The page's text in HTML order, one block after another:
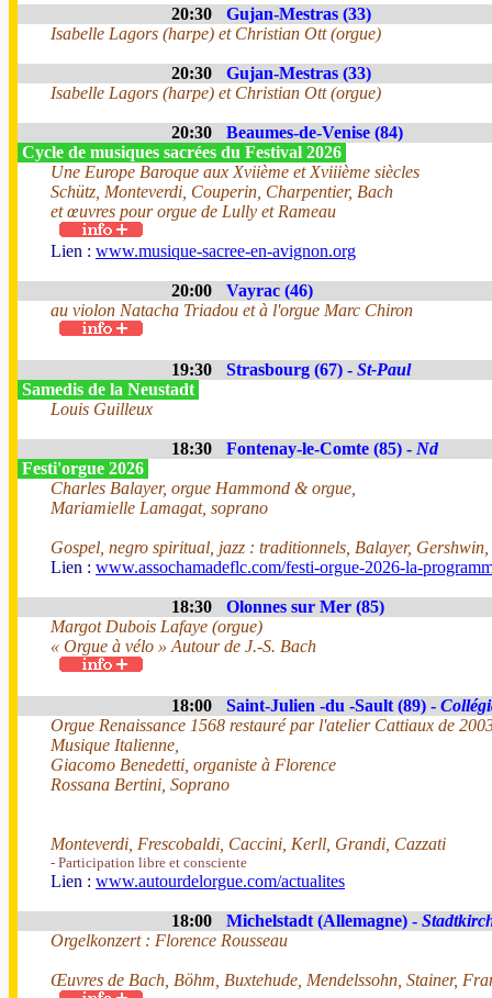
20:30
Gujan-Mestras (33)
Isabelle Lagors (harpe) et Christian Ott (orgue)
20:30
Gujan-Mestras (33)
Isabelle Lagors (harpe) et Christian Ott (orgue)
20:30
Beaumes-de-Venise (84)
Cycle de musiques sacrées du Festival 2026
Une Europe Baroque aux Xviième et Xviiième siècles
Schütz, Monteverdi, Couperin, Charpentier, Bach
et œuvres pour orgue de Lully et Rameau
Lien : www.musique-sacree-en-avignon.org
20:00
Vayrac (46)
au violon Natacha Triadou et à l'orgue Marc Chiron
19:30 Strasbourg (67) - St-Paul
Samedis de la Neustadt
Louis Guilleux
18:30 Fontenay-le-Comte (85) - Nd
Festi'orgue 2026
Charles Balayer, orgue Hammond & orgue,
Mariamielle Lamagat, soprano
Gospel, negro spiritual, jazz : traditionnels, Balayer, Gershwin,
Lien : www.assochamadeflc.com/festi-orgue-2026-la-
18:30
Olonnes sur Mer (85)
Margot Dubois Lafaye (orgue)
« Orgue à vélo » Autour de J.-S. Bach
18:00 Saint-Julien -du -Sault (89) -
Orgue Renaissance 1568 restauré par l'atelier Cattiaux de
Musique Italienne,
Giacomo Benedetti, organiste à Florence
Rossana Bertini, Soprano
Monteverdi, Frescobaldi, Caccini, Kerll, Grandi, Cazzati
- Participation libre et consciente
Lien : www.autourdelorgue.com/actualites
18:00 Michelstadt (Allemagne) -
Orgelkonzert : Florence Rousseau
Œuvres de Bach, Böhm, Buxtehude, Mendelssohn, Stainer,